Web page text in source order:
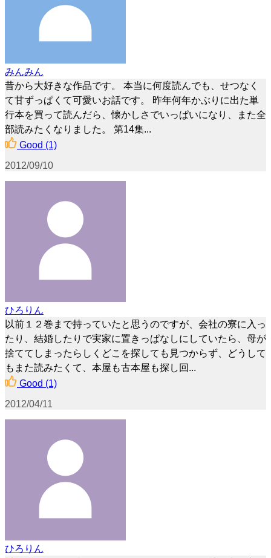
みんみん
昔から大好きな作品です。 本当に何度読んでも、せつなく
て甘ずっぱくて可愛いお話です。 昨年何年かぶりに出た単
行本を買って読んだら、懐かしさでいっぱいになり、また全
部読みたくなりました。 第14集...
Good (1)
2012/09/10
ひろりん
以前１２巻まで持っていたと思うのですが、会社の寮に入っ
たり、結婚したりで実家に置きっぱなしにしていたら、母が
捨ててしまったらしくどこを探しても見つからず、どうして
もまた読みたくて、本屋も古本屋も探し回...
Good (1)
2012/04/11
ひろりん